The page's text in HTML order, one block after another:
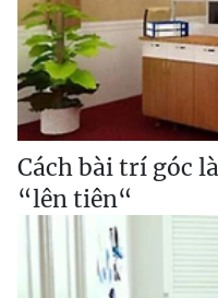
Cách bài trí góc
“lên tiên“